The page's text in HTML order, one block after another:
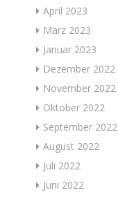
April 2023
März 2023
Januar 2023
Dezember 2022
November 2022
Oktober 2022
September 2022
August 2022
Juli 2022
Juni 2022